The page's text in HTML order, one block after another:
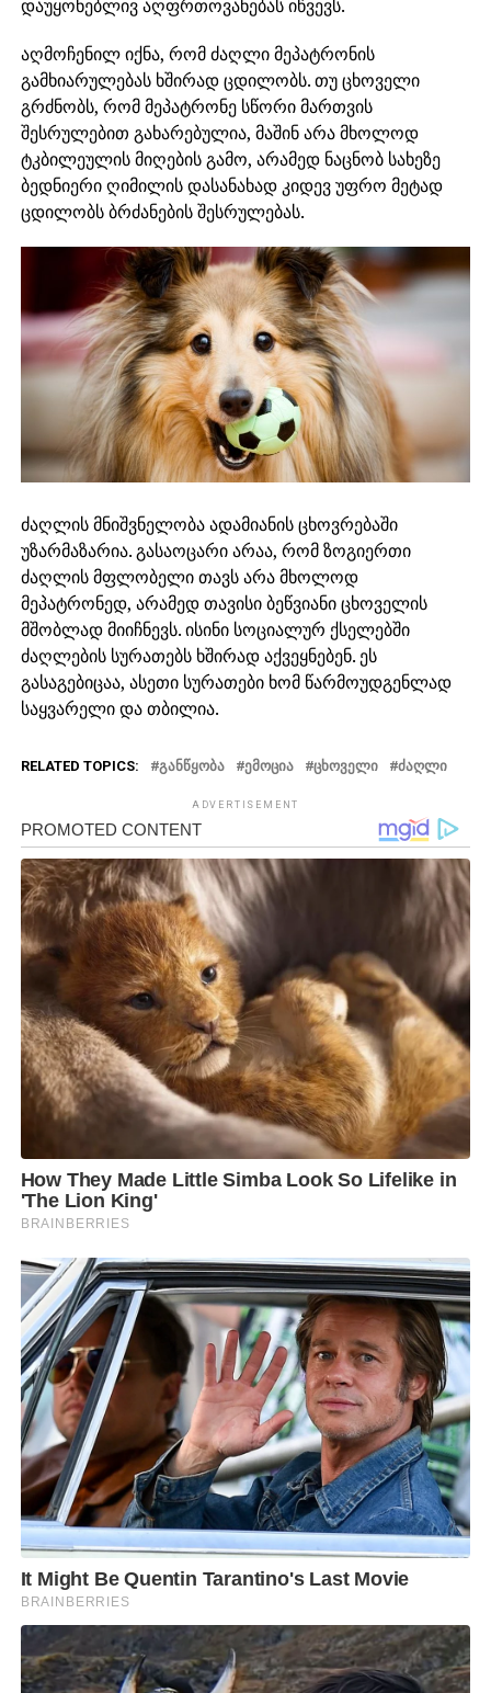
დაუყონებლივ აღფრთოვანებას იწვევს.
აღმოჩენილ იქნა, რომ ძაღლი მეპატრონის
გამხიარულებას ხშირად ცდილობს. თუ ცხოველი
გრძნობს, რომ მეპატრონე სწორი მართვის
შესრულებით გახარებულია, მაშინ არა მხოლოდ
ტკბილეულის მიღების გამო, არამედ ნაცნობ სახეზე
ბედნიერი ღიმილის დასანახად კიდევ უფრო მეტად
ცდილობს ბრძანების შესრულებას.
ძაღლის მნიშვნელობა ადამიანის ცხოვრებაში
უზარმაზარია. გასაოცარი არაა, რომ ზოგიერთი
ძაღლის მფლობელი თავს არა მხოლოდ
მეპატრონედ, არამედ თავისი ბეწვიანი ცხოველის
მშობლად მიიჩნევს. ისინი სოციალურ ქსელებში
ძაღლების სურათებს ხშირად აქვეყნებენ. ეს
გასაგებიცაა, ასეთი სურათები ხომ წარმოუდგენლად
საყვარელი და თბილია.
RELATED TOPICS: ᲒᲐᲜᲬᲧᲝᲑᲐ ᲔᲛᲝᲪᲘᲐ ᲪᲮᲝᲕᲔᲚᲘ ᲫᲐᲦᲚᲘ
ADVERTISEMENT